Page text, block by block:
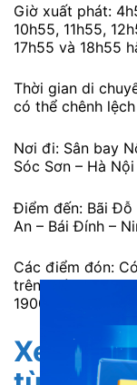
Giờ xuất phát:
10h55, 11h55,
17h55 và 18h55
Thời gian di
có thể chênh
Nơi đi: Sân bay
Sóc Sơn – Hà Nội
Điểm đến: Bãi Đỗ
An – Bái Đính –
Các điểm đón:
trên đường xe đi.
1900 7075 để
Xe